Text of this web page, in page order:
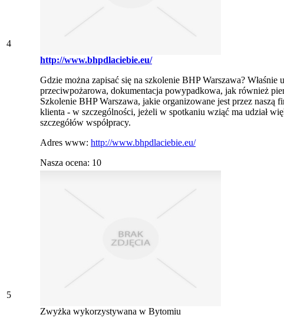
4
http://www.bhpdlaciebie.eu/
Gdzie można zapisać się na szkolenie BHP Warszawa?
przeciwpożarowa, dokumentacja powypadkowa, jak również
Szkolenie BHP Warszawa, jakie organizowane jest przez naszą
klienta - w szczególności, jeżeli w spotkaniu wziąć ma udział
szczegółów współpracy.
Adres www: http://www.bhpdlaciebie.eu/
Nasza ocena: 10
5
Zwyżka wykorzystywana w Bytomiu